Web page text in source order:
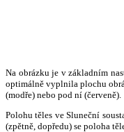
Na obrázku je v základním
optimálně vyplnila plochu
(modře) nebo pod ní (červeně).
Polohu těles ve Sluneční
(zpětně, dopředu) se poloha